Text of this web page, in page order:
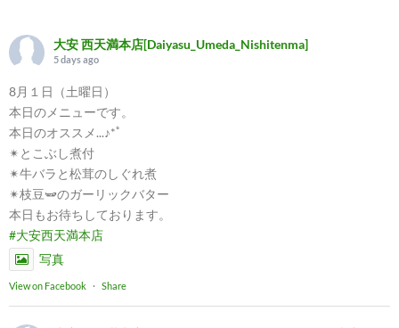
大安 西天満本店[Daiyasu_Umeda_Nishitenma]
5 days ago
8月１日（土曜日）
本日のメニューです。
本日のオススメ...♪*ﾟ
✴︎とこぶし煮付
✴︎牛バラと松茸のしぐれ煮
✴︎枝豆🫛のガーリックバター
本日もお待ちしております。
#大安西天満本店
写真
View on Facebook · Share